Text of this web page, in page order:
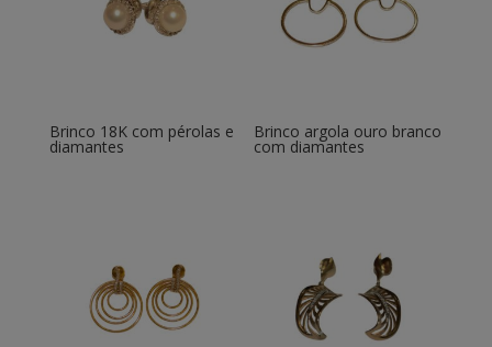
Brinco 18K com pérolas e
diamantes
Brinco argola ouro branco
com diamantes